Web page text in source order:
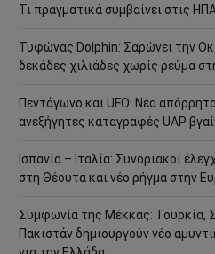
Τι πραγματικά συμβαίνει στις
Τυφώνας Dolphin: Σαρώνει την
δεκάδες χιλιάδες χωρίς ρεύμα
Πεντάγωνο και UFO: Νέα
ανεξήγητες καταγραφές UAP
Ισπανία – Ιταλία: Συνοριακοί
στη Θέουτα και νέο ρήγμα στην
Συμφωνία της Μέκκας: Τουρκία,
Πακιστάν δημιουργούν νέο